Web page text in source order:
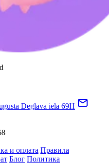
Deglava iela 69H
и оплата Правила
Блог Политика